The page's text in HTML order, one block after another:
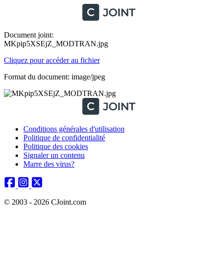
Document joint:
MKpip5XSEjZ_MODTRAN.jpg
Cliquez pour accéder au fichier
Format du document: image/jpeg
Conditions générales d'utilisation
Politique de confidentialité
Politique des cookies
Signaler un contenu
Marre des virus?
© 2003 - 2026 CJoint.com